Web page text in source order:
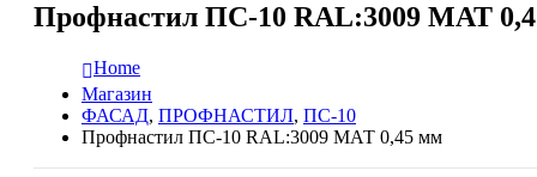
Профнастил ПС-10 RAL:3009 МАТ
Home
Магазин
ФАСАД, ПРОФНАСТИЛ, ПС-10
Профнастил ПС-10 RAL:3009 МАТ 0,45 мм